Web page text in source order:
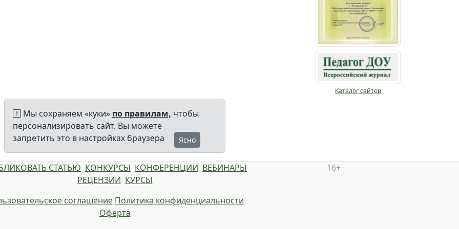
Каталог сайтов
Мы сохраняем «куки» по правилам, чтобы
персонализировать сайт. Вы можете
запретить это в настройках браузера
Ясно
СТАТЬЮ КОНКУРСЫ КОНФЕРЕНЦИИ ВЕБИНАРЫ
РЕЦЕНЗИИ КУРСЫ
соглашение Политика конфиденциальности
Оферта
16+